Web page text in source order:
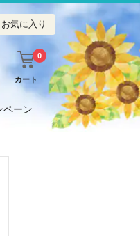
お気に入り
カート
0
ペーン